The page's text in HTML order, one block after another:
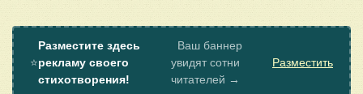
⭐
Разместите здесь
рекламу своего
стихотворения!
Ваш баннер
увидят сотни
читателей →
Разместить